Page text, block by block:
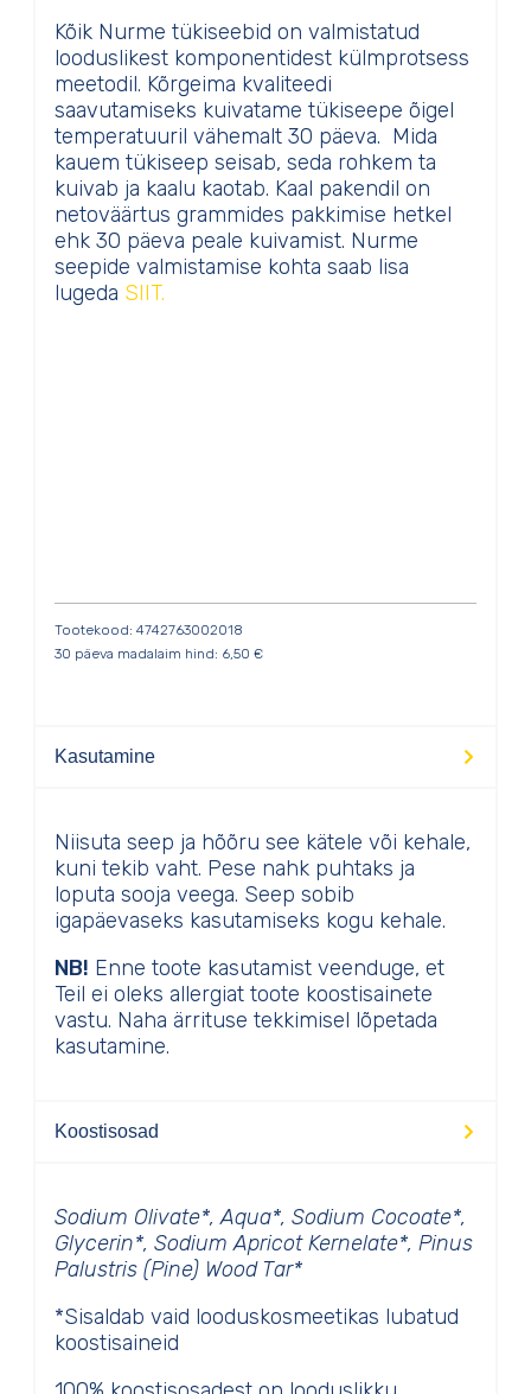
Kõik Nurme tükiseebid on valmistatud
looduslikest komponentidest külmprotsess
meetodil. Kõrgeima kvaliteedi
saavutamiseks kuivatame tükiseepe õigel
temperatuuril vähemalt 30 päeva. Mida
kauem tükiseep seisab, seda rohkem ta
kuivab ja kaalu kaotab. Kaal pakendil on
netoväärtus grammides pakkimise hetkel
ehk 30 päeva peale kuivamist. Nurme
seepide valmistamise kohta saab lisa
lugeda SIIT.
Tootekood: 4742763002018
30 päeva madalaim hind: 6,50 €
Kasutamine
Niisuta seep ja hõõru see kätele või kehale,
kuni tekib vaht. Pese nahk puhtaks ja
loputa sooja veega. Seep sobib
igapäevaseks kasutamiseks kogu kehale.
NB! Enne toote kasutamist veenduge, et
Teil ei oleks allergiat toote koostisainete
vastu. Naha ärrituse tekkimisel lõpetada
kasutamine.
Koostisosad
Sodium Olivate*, Aqua*, Sodium Cocoate*,
Glycerin*, Sodium Apricot Kernelate*, Pinus
Palustris (Pine) Wood Tar*
*Sisaldab vaid looduskosmeetikas lubatud
koostisaineid